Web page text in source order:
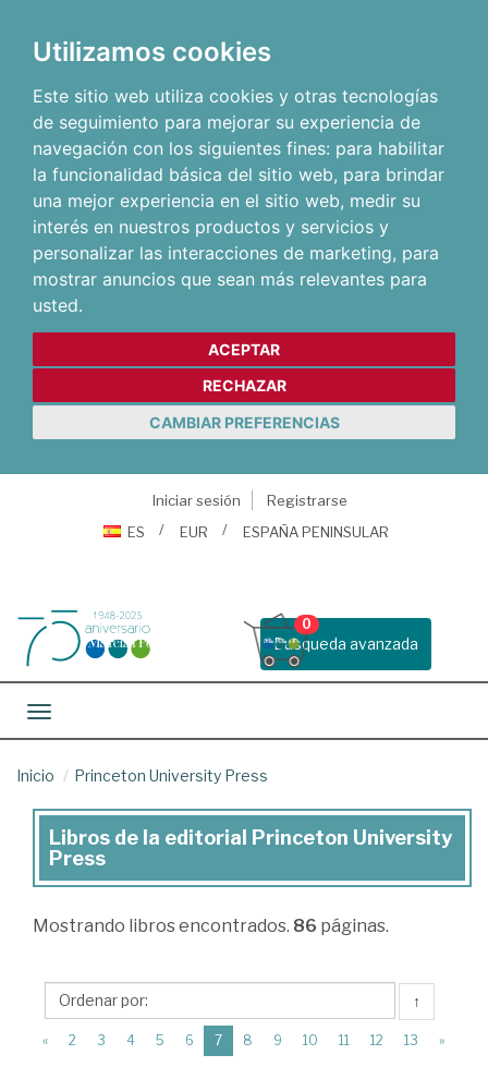
Utilizamos cookies
Este sitio web utiliza cookies y otras tecnologías
de seguimiento para mejorar su experiencia de
navegación con los siguientes fines: para habilitar
la funcionalidad básica del sitio web, para brindar
una mejor experiencia en el sitio web, medir su
interés en nuestros productos y servicios y
personalizar las interacciones de marketing, para
mostrar anuncios que sean más relevantes para
usted.
ACEPTAR
RECHAZAR
CAMBIAR PREFERENCIAS
Iniciar sesión
Registrarse
ES
EUR ESPAÑA PENINSULAR
Busqueda avanzada
0
Toggle navigation
Inicio Princeton University Press
Libros
de
la
Princeton
University
Press
Libros de la editorial Princeton University
Press
Mostrando libros encontrados. 86 páginas.
↑
« 2 3 4 5 6 7(current)
8 9 10 11 12 13 »